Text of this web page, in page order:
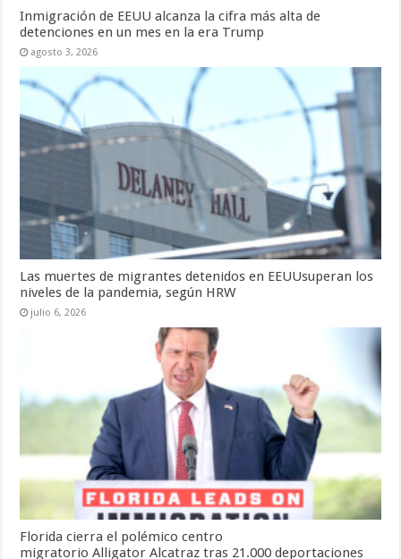
Inmigración de EEUU alcanza la cifra más alta de
detenciones en un mes en la era Trump
agosto 3, 2026
Las muertes de migrantes detenidos en EEUUsuperan los
niveles de la pandemia, según HRW
julio 6, 2026
Florida cierra el polémico centro
migratorio Alligator Alcatraz tras 21.000 deportaciones